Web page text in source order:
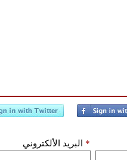
البريد الألكتروني *